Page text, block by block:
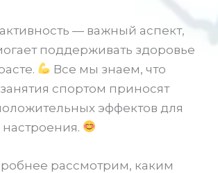
— важный аспект,
поддерживать здоровье
Все мы знаем, что
спортом приносят
эффектов для
рассмотрим, каким